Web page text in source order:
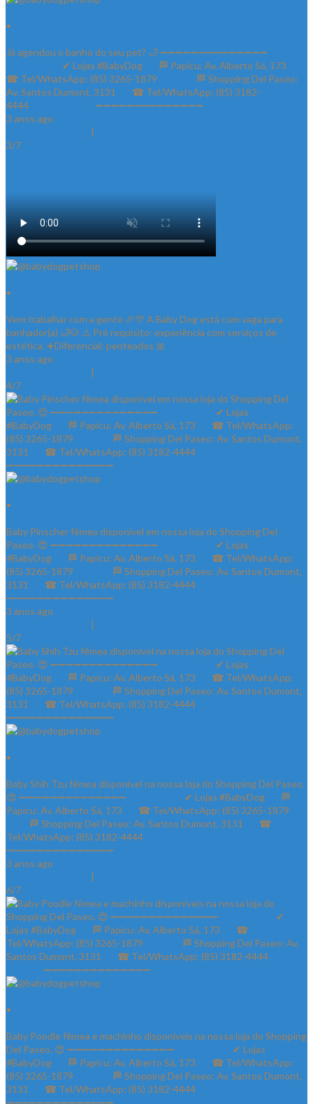
•
Já agendou o banho do seu pet? 🛁 ➖➖➖➖➖➖➖➖➖➖➖➖➖➖
⠀⠀⠀⠀⠀⠀⠀⠀✔ Lojas #BabyDog⠀⠀ 🏁 Papicu: Av. Alberto Sá, 173⠀⠀
☎ Tel/WhatsApp: (85) 3265-1879⠀⠀ ⠀⠀⠀ 🏁 Shopping Del Paseo:
Av. Santos Dumont, 3131⠀⠀ ☎ Tel/WhatsApp: (85) 3182-
4444⠀⠀⠀⠀ ⠀⠀⠀⠀⠀ ➖➖➖➖➖➖➖➖➖➖➖➖➖➖
3 anos ago
|
3/7
•
Vem trabalhar com a gente 🎉🎊 A Baby Dog está com vaga para
banhador(a) 🛁🐶 ⚠️ Pré requisito: experiência com serviços de
estética. ➕Diferencial: penteados 🎀
3 anos ago
|
4/7
•
Baby Pinscher fêmea disponível em nossa loja do Shopping Del
Paseo. 😍 ➖➖➖➖➖➖➖➖➖➖➖➖➖➖ ⠀⠀⠀⠀⠀⠀⠀⠀✔ Lojas
#BabyDog⠀⠀ 🏁 Papicu: Av. Alberto Sá, 173⠀⠀ ☎ Tel/WhatsApp:
(85) 3265-1879⠀⠀ ⠀⠀⠀ 🏁 Shopping Del Paseo: Av. Santos Dumont,
3131⠀⠀ ☎ Tel/WhatsApp: (85) 3182-4444⠀⠀⠀⠀ ⠀⠀⠀⠀⠀
➖➖➖➖➖➖➖➖➖➖➖➖➖➖
3 anos ago
|
5/7
•
Baby Shih Tzu fêmea disponível na nossa loja do Shopping Del Paseo.
😍 ➖➖➖➖➖➖➖➖➖➖➖➖➖➖ ⠀⠀⠀⠀⠀⠀⠀⠀✔ Lojas #BabyDog⠀⠀ 🏁
Papicu: Av. Alberto Sá, 173⠀⠀ ☎ Tel/WhatsApp: (85) 3265-1879⠀⠀
⠀⠀⠀ 🏁 Shopping Del Paseo: Av. Santos Dumont, 3131⠀⠀ ☎
Tel/WhatsApp: (85) 3182-4444⠀⠀⠀⠀ ⠀⠀⠀⠀⠀
➖➖➖➖➖➖➖➖➖➖➖➖➖➖
3 anos ago
|
6/7
•
Baby Poodle fêmea e machinho disponíveis na nossa loja do Shopping
Del Paseo. 😍 ➖➖➖➖➖➖➖➖➖➖➖➖➖➖ ⠀⠀⠀⠀⠀⠀⠀⠀✔ Lojas
#BabyDog⠀⠀ 🏁 Papicu: Av. Alberto Sá, 173⠀⠀ ☎ Tel/WhatsApp:
(85) 3265-1879⠀⠀ ⠀⠀⠀ 🏁 Shopping Del Paseo: Av. Santos Dumont,
3131⠀⠀ ☎ Tel/WhatsApp: (85) 3182-4444⠀⠀⠀⠀ ⠀⠀⠀⠀⠀